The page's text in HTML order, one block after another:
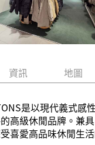
資訊 地圖
是以現代義式感
高級休閒品牌。兼
喜愛高品味休閒生